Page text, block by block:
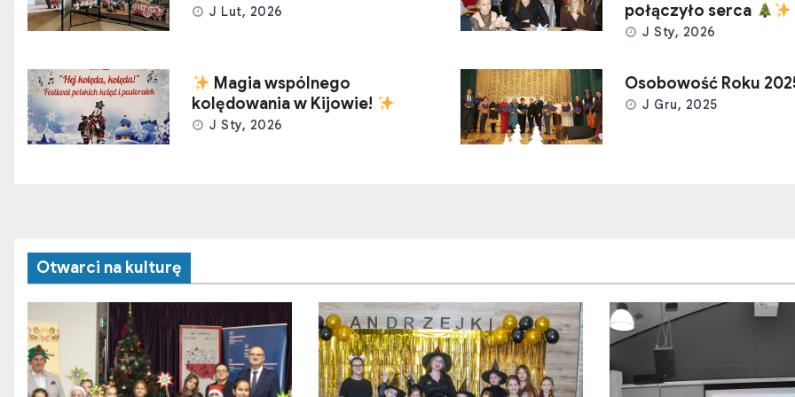
J Lut, 2026
połączyło serca
J Sty, 2026
Magia wspólnego
kolędowania w Kijowie!
J Sty, 2026
Osobowość Roku
J Gru, 2025
Otwarci na kulturę